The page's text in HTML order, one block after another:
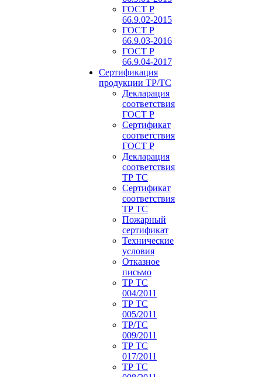
ГОСТ Р
66.9.02-2015
ГОСТ Р
66.9.03-2016
ГОСТ Р
66.9.04-2017
Сертификация
продукции ТР/ТС
Декларация
соответствия
ГОСТ Р
Сертификат
соответствия
ГОСТ Р
Декларация
соответствия
ТР ТС
Сертификат
соответствия
ТР ТС
Пожарный
сертификат
Технические
условия
Отказное
письмо
ТР ТС
004/2011
ТР ТС
005/2011
ТР/ТС
009/2011
ТР ТС
017/2011
ТР ТС